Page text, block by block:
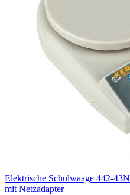
Elektrische Schulwaage 442-43N
mit Netzadapter